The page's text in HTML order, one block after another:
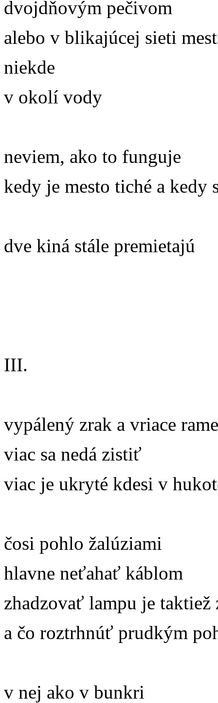
dvojdňovým pečivom
alebo v blikajúcej sieti
niekde
v okolí vody
neviem, ako to funguje
kedy je mesto tiché a kedy
dve kiná stále premietajú
III.
vypálený zrak a vriace
viac sa nedá zistiť
viac je ukryté kdesi v
čosi pohlo žalúziami
hlavne neťahať káblom
zhadzovať lampu je taktiež
a čo roztrhnúť prudkým
v nej ako v bunkri